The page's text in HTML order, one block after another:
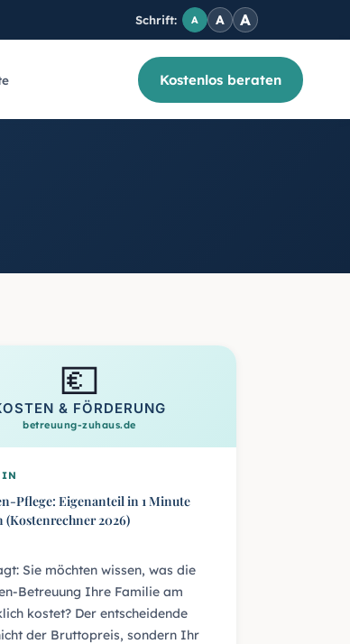
Schrift: A A A
Kostenlos beraten
💶
& FÖRDERUNG
betreuung-zuhaus.de
Pflege: Eigenanteil in 1 Minute
(Kostenrechner 2026)
Sie möchten wissen, was die
Betreuung Ihre Familie am
kostet? Der entscheidende
der Bruttopreis, sondern Ihr